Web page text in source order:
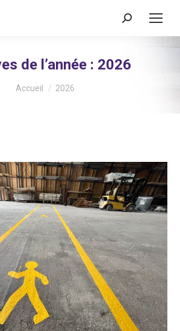
Recherche
de l’année : 2026
Vous êtes ici :
Accueil 2026